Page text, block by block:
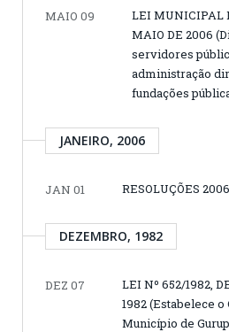
MAIO 09
LEI MUNICIPAL
MAIO DE 2006
servidores
administração
fundações
JANEIRO, 2006
JAN 01 RESOLUÇÕES 2006
DEZEMBRO, 1982
DEZ 07
LEI Nº 652/1982,
1982 (Estabelece
Município de